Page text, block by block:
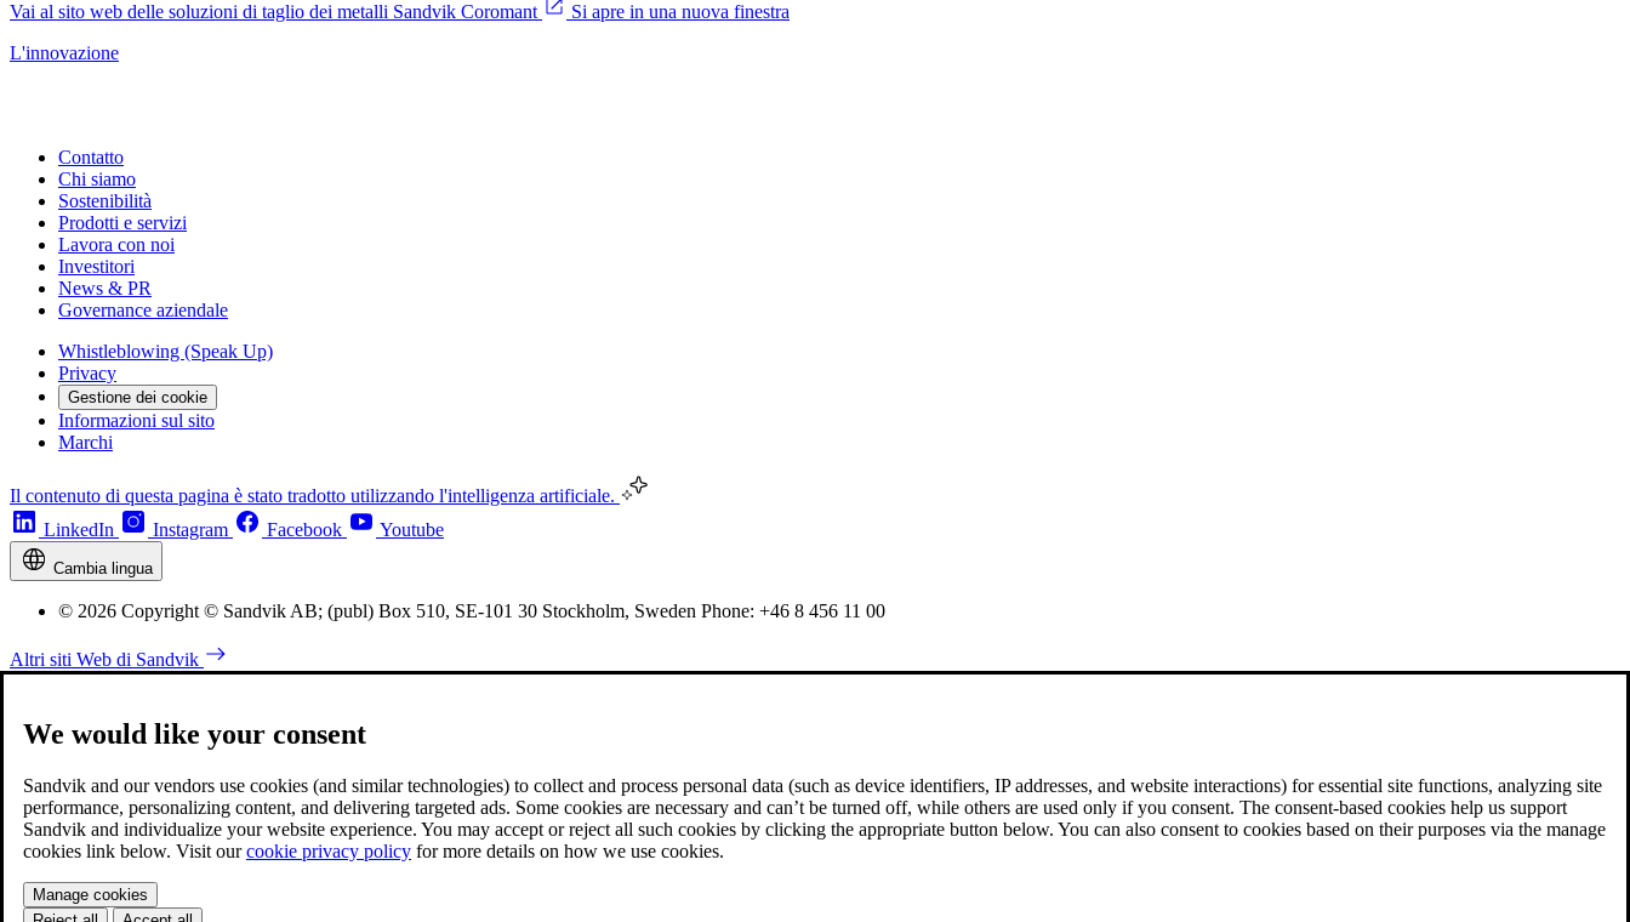
Vai al sito web delle soluzioni di taglio dei metalli Sandvik Coromant
Si apre in una nuova finestra
L'innovazione
Contatto
Chi siamo
Sostenibilità
Prodotti e servizi
Lavora con noi
Investitori
News & PR
Governance aziendale
Whistleblowing (Speak Up)
Privacy
Gestione dei cookie
Informazioni sul sito
Marchi
Il contenuto di questa pagina è stato tradotto utilizzando l'intelligenza artificiale.
LinkedIn
Instagram Facebook Youtube
Cambia lingua
© 2026 Copyright © Sandvik AB; (publ) Box 510, SE-101 30 Stockholm, Sweden Phone: +46 8 456 11 00
Altri siti Web di Sandvik
We would like your consent
Sandvik and our vendors use cookies (and similar technologies) to collect and process personal data (such as device identifiers, IP addresses, and website interactions) for essential site functions, analyzing site
performance, personalizing content, and delivering targeted ads. Some cookies are necessary and can’t be turned off, while others are used only if you consent. The consent-based cookies help us support
Sandvik and individualize your website experience. You may accept or reject all such cookies by clicking the appropriate button below. You can also consent to cookies based on their purposes via the manage
cookies link below. Visit ourcookie privacy policy for more details on how we use cookies.
Manage cookies